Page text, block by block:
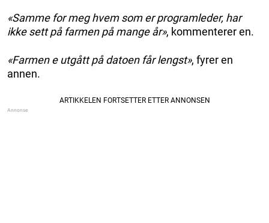
«Samme for meg hvem som er programleder, har
ikke sett på farmen på mange år», kommenterer en.
«Farmen e utgått på datoen får lengst», fyrer en
annen.